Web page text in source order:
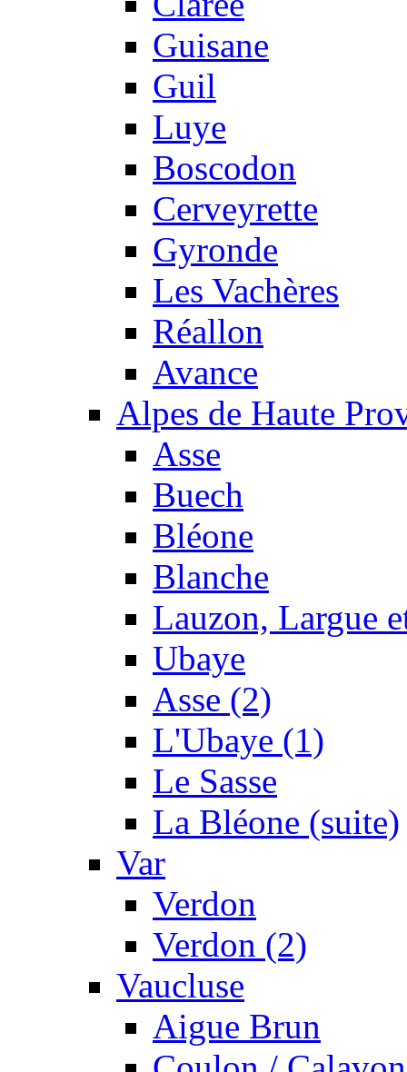
Guisane
Guil
Luye
Boscodon
Cerveyrette
Gyronde
Les Vachères
Réallon
Avance
Alpes de Haute
Asse
Buech
Bléone
Blanche
Lauzon, Largue
Ubaye
Asse (2)
L'Ubaye (1)
Le Sasse
La Bléone (suite)
Var
Verdon
Verdon (2)
Vaucluse
Aigue Brun